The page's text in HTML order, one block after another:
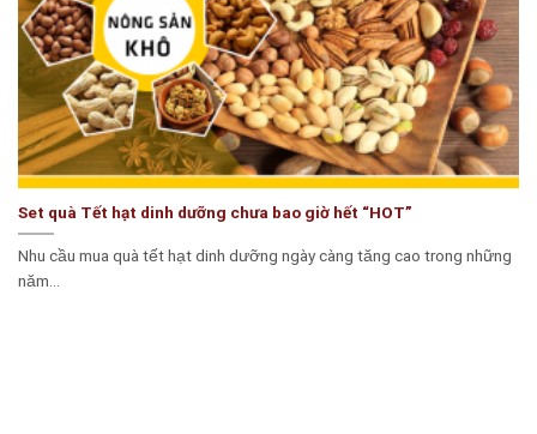
Set quà Tết hạt dinh dưỡng chưa bao giờ hết “HOT”
Nhu cầu mua quà tết hạt dinh dưỡng ngày càng tăng cao trong những
năm...